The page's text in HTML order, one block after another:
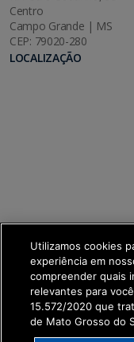
Centro
Campo Grande | MS
CEP: 79020-280
LOCALIZAÇÃO
SETDIG |
Utilizamos cookies
experiência em
compreender quais
relevantes para
15.572/2020 que
de Mato Grosso do